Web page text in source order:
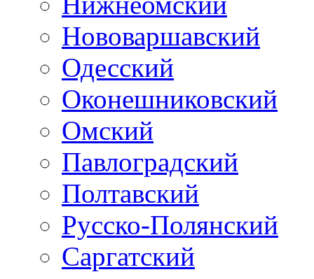
Нововаршавский
Одесский
Оконешниковский
Омский
Павлоградский
Полтавский
Русско-Полянский
Саргатский